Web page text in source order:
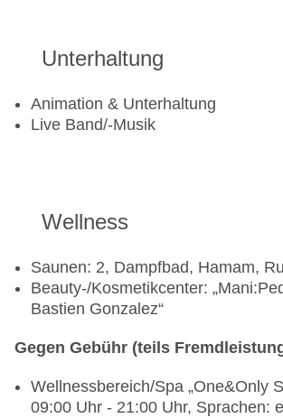
Unterhaltung
Animation & Unterhaltung
Live Band/-Musik
Wellness
Saunen: 2, Dampfbad, Hamam,
Beauty-/Kosmetikcenter:
Bastien Gonzalez“
Gegen Gebühr (teils
Wellnessbereich/Spa „One&Only
09:00 Uhr - 21:00 Uhr, Sprachen: